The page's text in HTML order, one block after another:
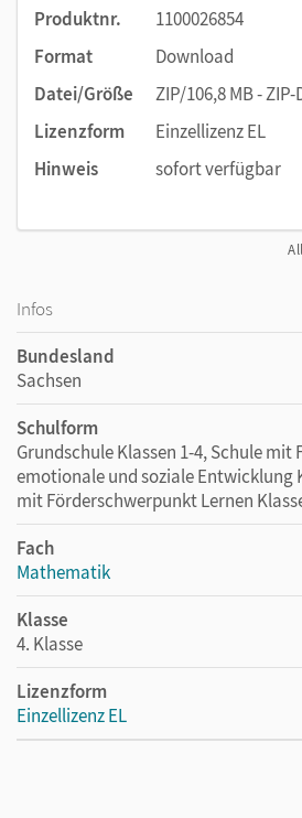
Produktnr.
1100026854
Format
Download
Datei/Größe
ZIP/106,8 MB -
Lizenzform
Einzellizenz EL
Hinweis
sofort verfügbar
Infos
Bundesland
Sachsen
Schulform
Grundschule Klassen 1-4, Schule
emotionale und soziale Entwicklung
mit Förderschwerpunkt Lernen
Fach
Mathematik
Klasse
4. Klasse
Lizenzform
Einzellizenz EL